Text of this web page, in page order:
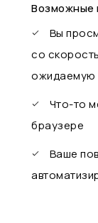
Возможные
Вы
со
ожидаемую
Что-то
браузере
Ваше